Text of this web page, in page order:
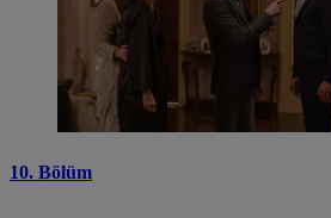
10. Bölüm